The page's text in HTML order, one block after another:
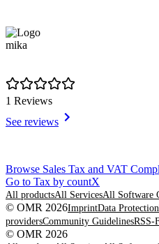
mika
1 Reviews
See reviews
Item
1
of
8
Browse Sales Tax and VAT
Go to Tax by countX
All productsAll ServicesAll Software
© OMR 2026ImprintData Protection
providersCommunity GuidelinesRSS-
© OMR 2026